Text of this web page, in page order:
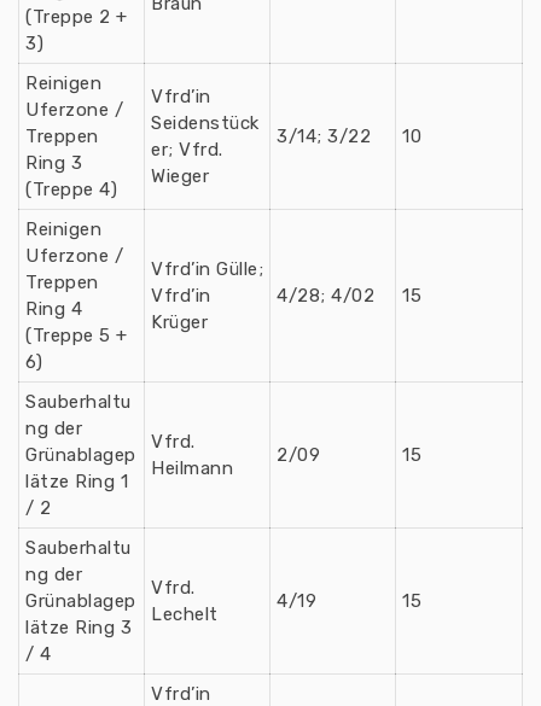
(Treppe 2 +
3)
Reinigen
Uferzone /
Treppen
Ring 3
(Treppe 4)
Vfrd’in
Seidenstück
er; Vfrd.
Wieger
3/14; 3/22 10
Reinigen
Uferzone /
Treppen
Ring 4
(Treppe 5 +
6)
Vfrd’in Gülle;
Vfrd’in
Krüger
4/28; 4/02 15
Sauberhaltu
ng der
Grünablagep
lätze Ring 1
/ 2
Vfrd.
Heilmann
2/09 15
Sauberhaltu
ng der
Grünablagep
lätze Ring 3
/ 4
Vfrd.
Lechelt
4/19 15
Vfrd’in